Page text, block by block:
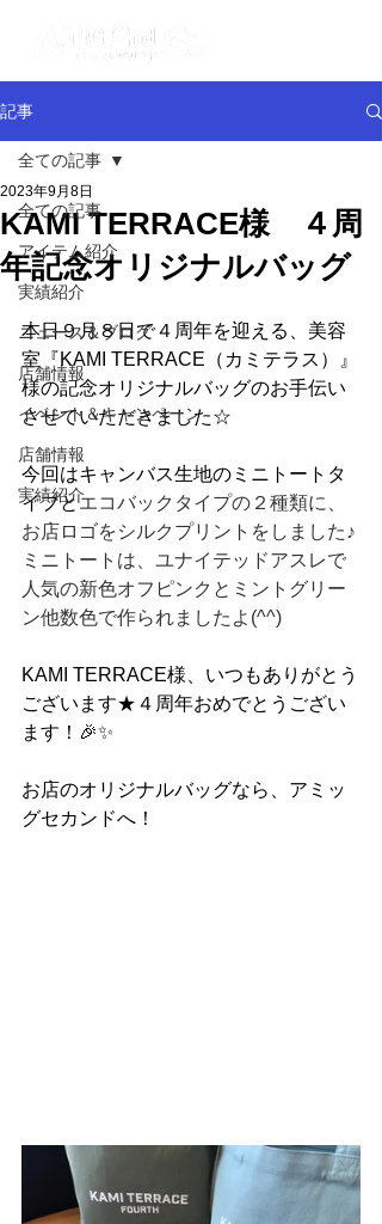
記事
全ての記事
アイテム紹介
実績紹介
ニュース＆ブログ
店舗情報
イベント＆キャンペーン
店舗情報
実績紹介
全ての記事
KAMI TERRACE様 ４周
年記念オリジナルバッグ
2023年9月8日
本日９月８日で４周年を迎える、美容
室『KAMI TERRACE（カミテラス）』
様の記念オリジナルバッグのお手伝い
させていただきました☆
今回はキャンバス生地のミニトートタ
イプとエコバックタイプの２種類に、
お店ロゴをシルクプリントをしました♪
ミニトートは、ユナイテッドアスレで
人気の新色オフピンクとミントグリー
ン他数色で作られましたよ(^^)
KAMI TERRACE様、いつもありがとう
ございます★４周年おめでとうござい
ます！🎉✨
お店のオリジナルバッグなら、アミッ
グセカンドへ！